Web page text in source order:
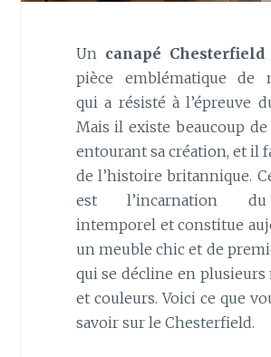
Un canapé Chesterfield
pièce emblématique de
qui a résisté à l’épreuve
Mais il existe beaucoup
entourant sa création, et il
de l’histoire britannique.
est l’incarnation
intemporel et constitue
un meuble chic et de
qui se décline en plusieurs
et couleurs. Voici ce que
savoir sur le Chesterfield.